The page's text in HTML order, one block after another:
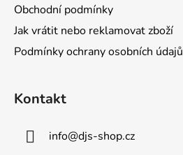
Obchodní podmínky
Jak vrátit nebo reklamovat zboží
Podmínky ochrany osobních údajů
Kontakt
info@djs-shop.cz